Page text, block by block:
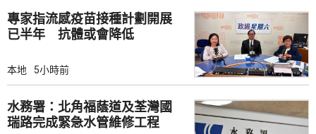
專家指流感疫苗接種計劃開展
已半年 抗體或會降低
本地 5小時前
水務署：北角福蔭道及荃灣國
瑞路完成緊急水管維修工程